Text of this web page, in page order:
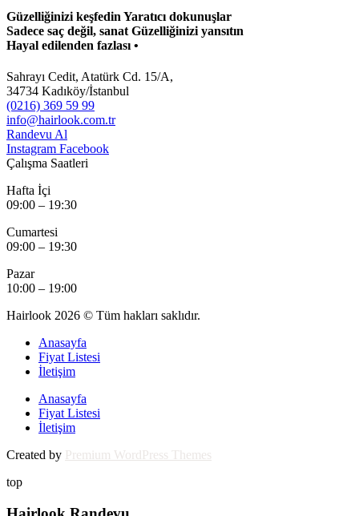
Güzelliğinizi keşfedin Yaratıcı dokunuşlar
Sadece saç değil, sanat Güzelliğinizi yansıtın
Hayal edilenden fazlası •
Sahrayı Cedit, Atatürk Cd. 15/A,
34734 Kadıköy/İstanbul
(0216) 369 59 99
info@hairlook.com.tr
Randevu Al
Instagram Facebook
Çalışma Saatleri
Hafta İçi
09:00 – 19:30
Cumartesi
09:00 – 19:30
Pazar
10:00 – 19:00
Hairlook 2026 © Tüm hakları saklıdır.
Anasayfa
Fiyat Listesi
İletişim
Anasayfa
Fiyat Listesi
İletişim
Created by Premium WordPress Themes
top